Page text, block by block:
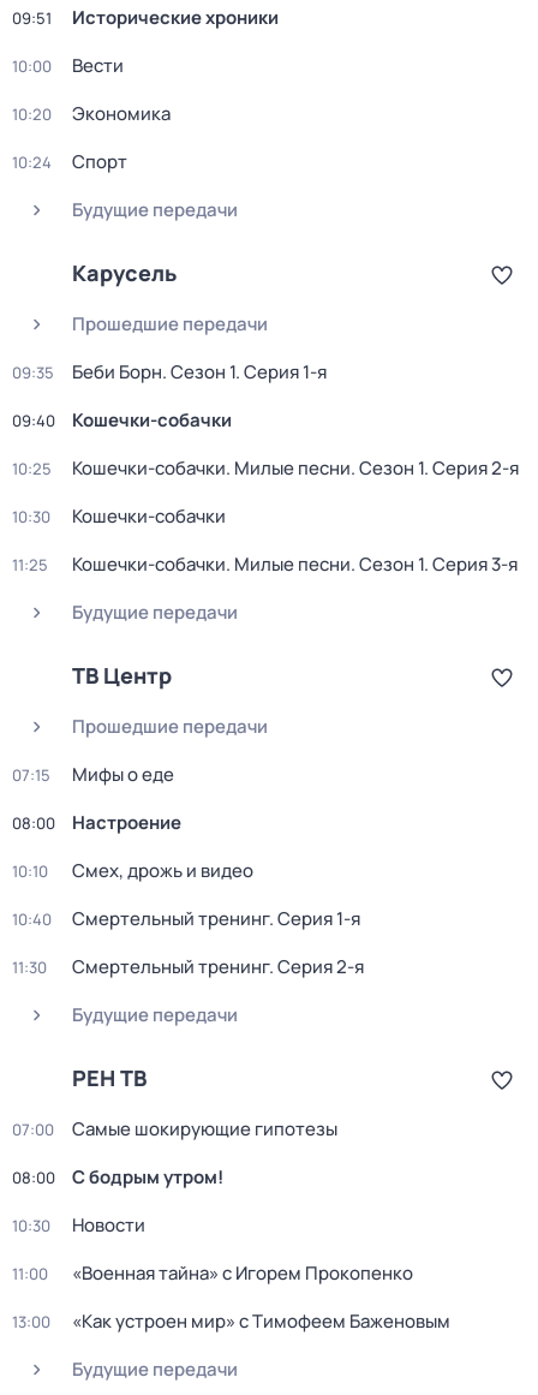
09:51 Исторические хроники
10:00 Вести
10:20 Экономика
10:24
Спорт
Будущие передачи
Карусель
Прошедшие передачи
09:35 Беби Борн. Сезон 1. Серия 1-я
09:40 Кошечки-собачки
10:25 Кошечки-собачки. Милые песни. Сезон 1. Серия 2-я
10:30 Кошечки-собачки
11:25 Кошечки-собачки. Милые песни. Сезон 1. Серия 3-я
Будущие передачи
ТВ Центр
Прошедшие передачи
07:15 Мифы о еде
08:00 Настроение
10:10 Смех, дрожь и видео
10:40 Смертельный тренинг. Серия 1-я
11:30 Смертельный тренинг. Серия 2-я
Будущие передачи
РЕН ТВ
07:00 Самые шoкиpующие гипотезы
08:00 С бодрым утром!
10:30 Новости
11:00 «Военная тайна» с Игорем Прокопенко
13:00
«Как устpоен мир» с Тимофеем Баженoвым
Будущие передачи